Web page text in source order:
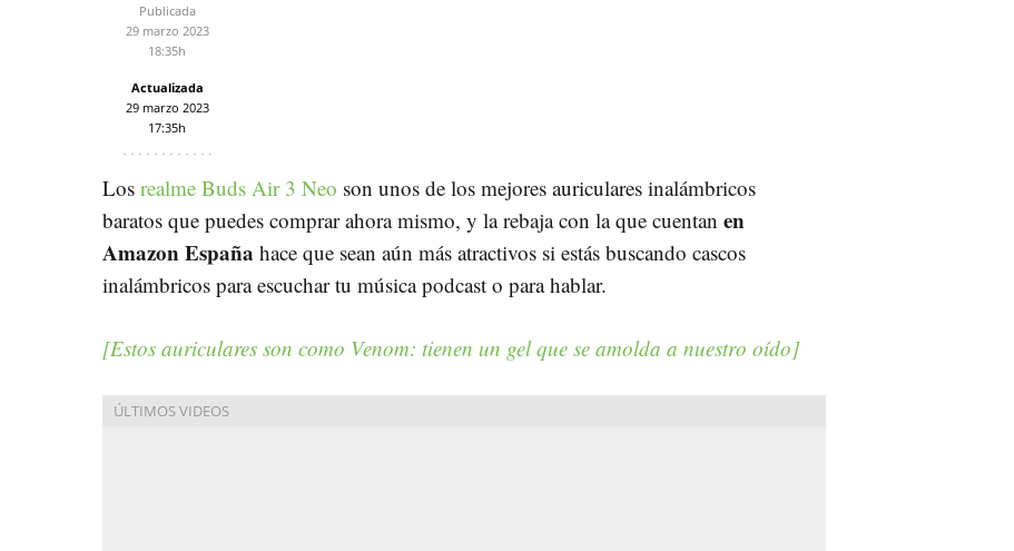
Publicada
29 marzo 2023
18:35h
Actualizada
29 marzo 2023
17:35h
Los realme Buds Air 3 Neo son unos de los mejores auriculares inalámbricos
baratos que puedes comprar ahora mismo, y la rebaja con la que cuentan en
Amazon España hace que sean aún más atractivos si estás buscando cascos
inalámbricos para escuchar tu música podcast o para hablar.
[Estos auriculares son como Venom: tienen un gel que se amolda a nuestro oído]